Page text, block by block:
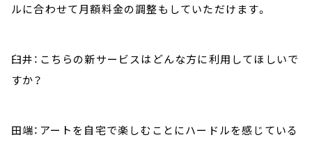
ルに合わせて月額料金の調整もしていただけます。
臼井：こちらの新サービスはどんな方に利用してほしいで
すか？
田端：アートを自宅で楽しむことにハードルを感じている